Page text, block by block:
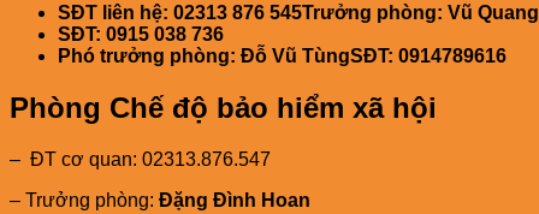
SĐT liên hệ: 02313 876 545Trưởng phòng: Vũ
SĐT: 0915 038 736
Phó trưởng phòng: Đỗ Vũ TùngSĐT: 0914789616
Phòng Chế độ bảo hiểm xã hội
– ĐT cơ quan: 02313.876.547
– Trưởng phòng: Đặng Đình Hoan